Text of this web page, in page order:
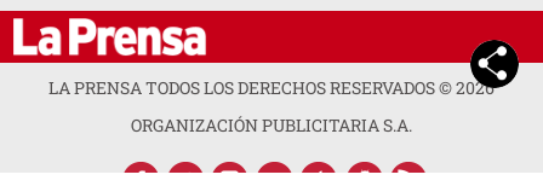
LA PRENSA TODOS LOS DERECHOS RESERVADOS ©2026
ORGANIZACIÓN PUBLICITARIA S.A.